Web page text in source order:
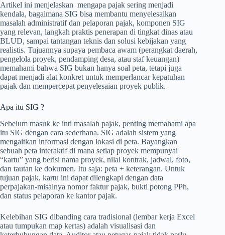
Artikel ini menjelaskan mengapa pajak sering menjadi
kendala, bagaimana SIG bisa membantu menyelesaikan
masalah administratif dan pelaporan pajak, komponen SIG
yang relevan, langkah praktis penerapan di tingkat dinas atau
BLUD, sampai tantangan teknis dan solusi kebijakan yang
realistis. Tujuannya supaya pembaca awam (perangkat daerah,
pengelola proyek, pendamping desa, atau staf keuangan)
memahami bahwa SIG bukan hanya soal peta, tetapi juga
dapat menjadi alat konkret untuk memperlancar kepatuhan
pajak dan mempercepat penyelesaian proyek publik.
Apa itu SIG ?
Sebelum masuk ke inti masalah pajak, penting memahami apa
itu SIG dengan cara sederhana. SIG adalah sistem yang
mengaitkan informasi dengan lokasi di peta. Bayangkan
sebuah peta interaktif di mana setiap proyek mempunyai
“kartu” yang berisi nama proyek, nilai kontrak, jadwal, foto,
dan tautan ke dokumen. Itu saja: peta + keterangan. Untuk
tujuan pajak, kartu ini dapat dilengkapi dengan data
perpajakan-misalnya nomor faktur pajak, bukti potong PPh,
dan status pelaporan ke kantor pajak.
Kelebihan SIG dibanding cara tradisional (lembar kerja Excel
atau tumpukan map kertas) adalah visualisasi dan